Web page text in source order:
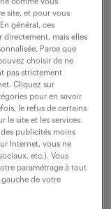
dans le
4 mois. Au cœur
jouez un
et...
comme vous
site, et pour vous
général, ces
mais elles
Parce que
choisir de ne
pas strictement
Cliquez sur
pour en savoir
le refus de certains
le site et les services
publicités moins
Internet, vous ne
etc.). Vous
paramétrage à tout
de votre